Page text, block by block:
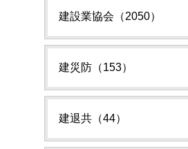
建設業協会（2050）
建災防（153）
建退共（44）